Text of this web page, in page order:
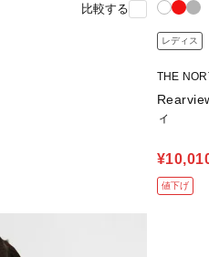
比較する
レディス
THE
ィ
値下げ